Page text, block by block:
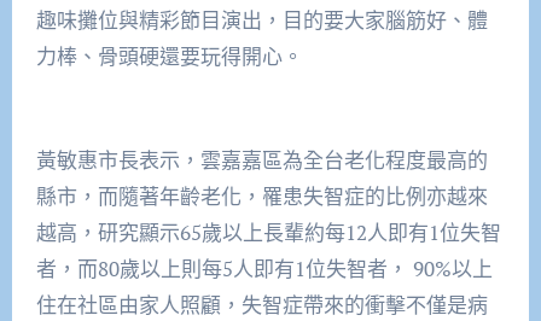
趣味攤位與精彩節目演出，目的要大家腦筋好、體
力棒、骨頭硬還要玩得開心。
黃敏惠市長表示，雲嘉嘉區為全台老化程度最高的
縣市，而隨著年齡老化，罹患失智症的比例亦越來
越高，研究顯示65歲以上長輩約每12人即有1位失智
者，而80歲以上則每5人即有1位失智者， 90%以上
住在社區由家人照顧，失智症帶來的衝擊不僅是病